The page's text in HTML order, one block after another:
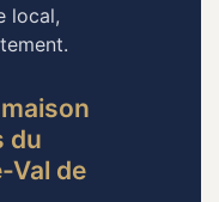
local,
du
Val de